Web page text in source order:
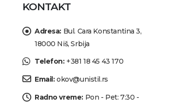
KONTAKT
Adresa: Bul. Cara Konstantina 3,
18000 Niš, Srbija
Telefon: +381 18 45 43 170
Email:okov@unistil.rs
Radno vreme: Pon - Pet: 7:30 -